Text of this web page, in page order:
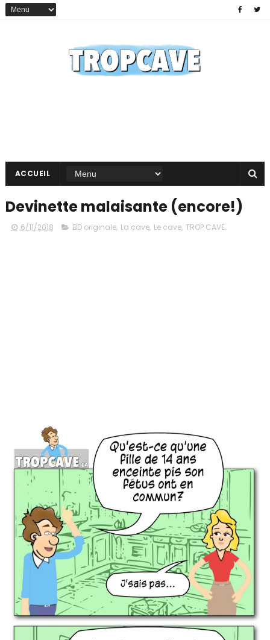
ACCUEIL
Devinette malaisante (encore!)
6/11/2018 BD originale, La cave, Le cave, TROP CAVE